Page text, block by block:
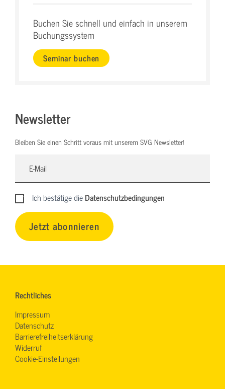
Buchen Sie schnell und einfach in unserem
Buchungssystem
Seminar buchen
Newsletter
Bleiben Sie einen Schritt voraus mit unserem SVG Newsletter!
Ich bestätige dieDatenschutzbedingungen
Jetzt abonnieren
Rechtliches
Impressum
Datenschutz
Barrierefreiheitserklärung
Widerruf
Cookie-Einstellungen